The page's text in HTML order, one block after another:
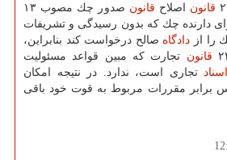
قانون اصلاح قانون
صدور چك مصوب ۱۳
برای دارنده چك كه بدون رسیدگی و تشریفات
را از دادگاه صالح درخواست كند بنابراین،
قانون تجارت كه مبین قواعد مسئولیت
اسناد تجاری است، ندارد. در نتیجه امكان
برابر مقررات مربوط به قوت خود باقی